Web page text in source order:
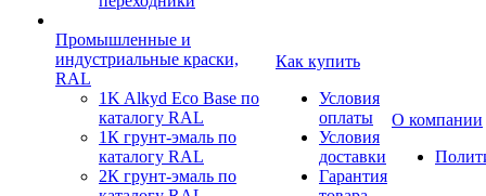
Промышленные и
индустриальные краски,
RAL
1K Alkyd Eco Base по
каталогу RAL
1К грунт-эмаль по
каталогу RAL
2К грунт-эмаль по
Как купить
Условия
оплаты
Условия
доставки
Гарантия
О компании